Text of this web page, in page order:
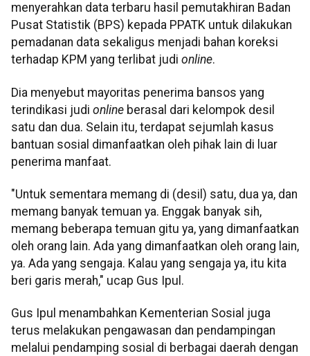
menyerahkan data terbaru hasil pemutakhiran Badan
Pusat Statistik (BPS) kepada PPATK untuk dilakukan
pemadanan data sekaligus menjadi bahan koreksi
terhadap KPM yang terlibat judi online.
Dia menyebut mayoritas penerima bansos yang
terindikasi judi online berasal dari kelompok desil
satu dan dua. Selain itu, terdapat sejumlah kasus
bantuan sosial dimanfaatkan oleh pihak lain di luar
penerima manfaat.
"Untuk sementara memang di (desil) satu, dua ya, dan
memang banyak temuan ya. Enggak banyak sih,
memang beberapa temuan gitu ya, yang dimanfaatkan
oleh orang lain. Ada yang dimanfaatkan oleh orang lain,
ya. Ada yang sengaja. Kalau yang sengaja ya, itu kita
beri garis merah," ucap Gus Ipul.
Gus Ipul menambahkan Kementerian Sosial juga
terus melakukan pengawasan dan pendampingan
melalui pendamping sosial di berbagai daerah dengan